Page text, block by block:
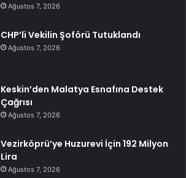
Ağustos 7, 2026
CHP’li Vekilin Şoförü Tutuklandı
Ağustos 7, 2026
Keskin’den Malatya Esnafına Destek
Çağrısı
Ağustos 7, 2026
Vezirköprü’ye Huzurevi İçin 192 Milyon
Lira
Ağustos 7, 2026